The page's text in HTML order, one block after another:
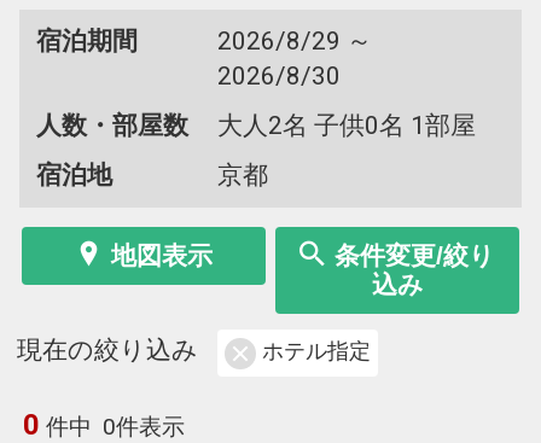
宿泊期間
2026/8/29 ～
2026/8/30
人数・部屋数
大人2名 子供0名 1部屋
宿泊地
京都
地図表示
条件変更/絞り
込み
現在の絞り込み ホテル指定
0 件中 0件表示